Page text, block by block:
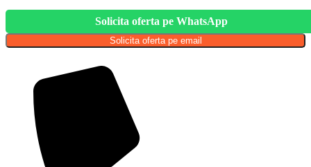
Solicita oferta pe WhatsApp
Solicita oferta pe email